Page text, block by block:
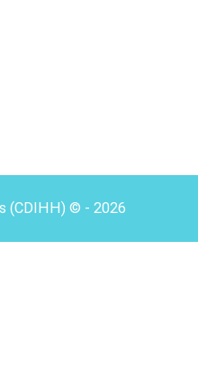
(CDIHH) © - 2026